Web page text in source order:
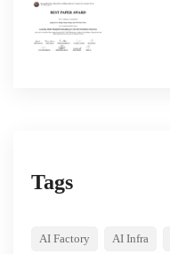
Tags
AI Factory AI Infra